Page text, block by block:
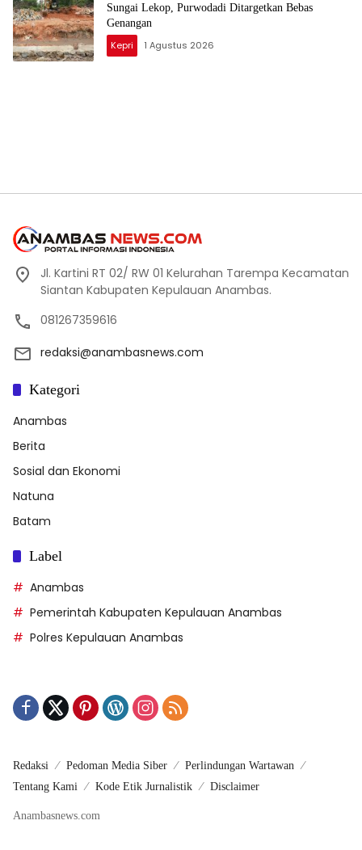
Sungai Lekop, Purwodadi Ditargetkan Bebas
Genangan
Kepri 1 Agustus 2026
Jl. Kartini RT 02/ RW 01 Kelurahan Tarempa Kecamatan
Siantan Kabupaten Kepulauan Anambas.
081267359616
redaksi@anambasnews.com
Kategori
Anambas
Berita
Sosial dan Ekonomi
Natuna
Batam
Label
Anambas
Pemerintah Kabupaten Kepulauan Anambas
Polres Kepulauan Anambas
Redaksi Pedoman Media Siber
Perlindungan Wartawan
Tentang Kami
Kode Etik Jurnalistik Disclaimer
Anambasnews.com